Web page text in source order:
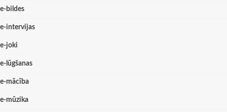
e-bildes
e-intervijas
e-joki
e-lūgšanas
e-mācība
e-mūzika